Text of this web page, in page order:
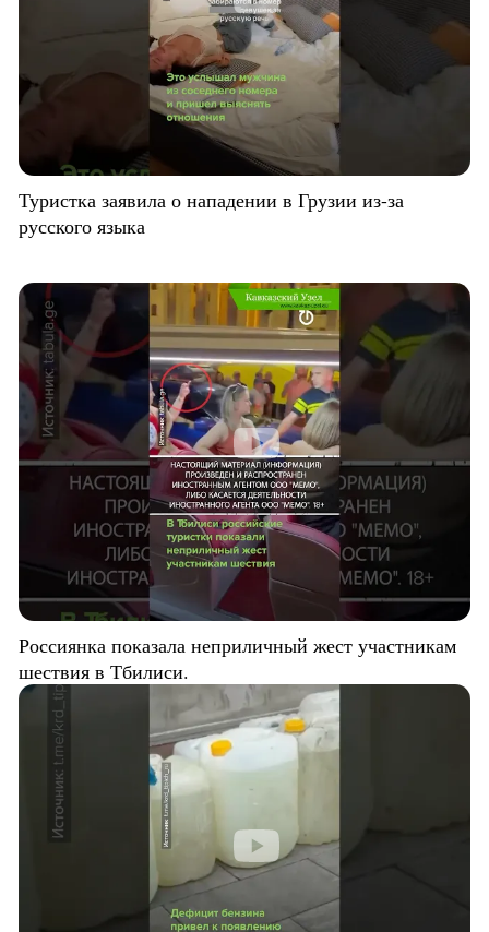
Туристка заявила о нападении в Грузии из-за
русского языка
Россиянка показала неприличный жест участникам
шествия в Тбилиси.